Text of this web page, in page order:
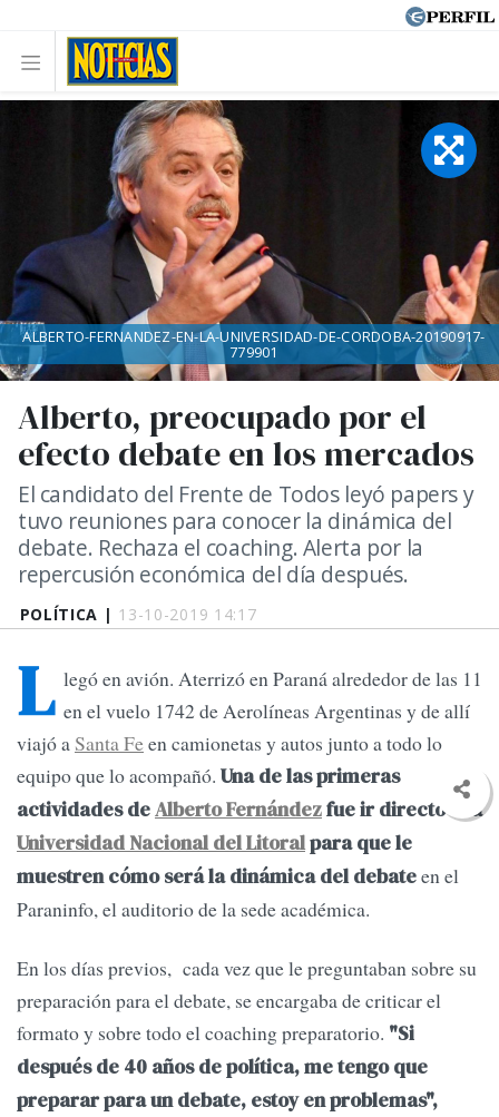
POLÍTICA | 13-10-2019 14:17
Alberto, preocupado por el
efecto debate en los mercados
El candidato del Frente de Todos leyó papers y
tuvo reuniones para conocer la dinámica del
debate. Rechaza el coaching. Alerta por la
repercusión económica del día después.
ALBERTO-FERNANDEZ-EN-LA-UNIVERSIDAD-DE-CORDOBA-20190917-
779901
L legó en avión. Aterrizó en Paraná alrededor de las 11
en el vuelo 1742 de Aerolíneas Argentinas y de allí
viajó a Santa Feen camionetas y autos junto a todo lo
equipo que lo acompañó. Una de las primeras
actividades deAlberto Fernándezfue ir directo a la
Universidad Nacional del Litoralpara que le
muestren cómo será la dinámica del debateen el
Paraninfo, el auditorio de la sede académica.
En los días previos, cada vez que le preguntaban sobre su
preparación para el debate, se encargaba de criticar el
formato y sobre todo el coaching preparatorio. "Si
después de 40 años de política, me tengo que
preparar para un debate, estoy en problemas",